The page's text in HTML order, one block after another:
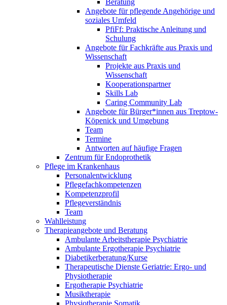
Angebote für pflegende Angehörige und
soziales Umfeld
PfiFf: Praktische Anleitung und
Schulung
Angebote für Fachkräfte aus Praxis und
Wissenschaft
Projekte aus Praxis und
Wissenschaft
Kooperationspartner
Skills Lab
Caring Community Lab
Angebote für Bürger*innen aus Treptow-
Köpenick und Umgebung
Team
Termine
Antworten auf häufige Fragen
Zentrum für Endoprothetik
Pflege im Krankenhaus
Personalentwicklung
Pflegefachkompetenzen
Kompetenzprofil
Pflegeverständnis
Team
Wahlleistung
Therapieangebote und Beratung
Ambulante Arbeitstherapie Psychiatrie
Ambulante Ergotherapie Psychiatrie
Diabetikerberatung/Kurse
Therapeutische Dienste Geriatrie: Ergo- und
Physiotherapie
Ergotherapie Psychiatrie
Musiktherapie
Physiotherapie Somatik